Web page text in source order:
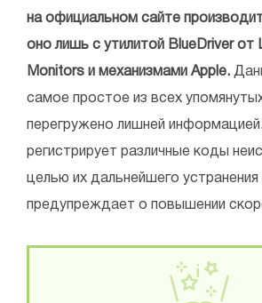
на официальном сайте
оно лишь с утилитой BlueDriver от
Monitors и механизмами Apple.
самое простое из всех
перегружено лишней
регистрирует различные коды
целью их дальнейшего устранения
предупреждает о повышении